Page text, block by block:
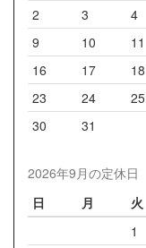
2
3 4
9
10 11
16
17 18
23
24 25
30
31
2026年9月の定休日
日
月 火
1